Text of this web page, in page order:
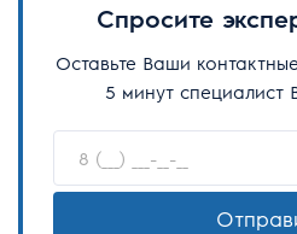
Спросите
Оставьте Ваши
5 минут специалист